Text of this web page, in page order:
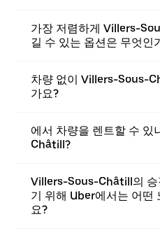
가장 저렴하게 Villers-
길 수 있는 옵션은 무엇인
차량 없이 Villers-Sous-
가요?
에서 차량을 렌트할 수
Châtill?
Villers-Sous-Châtill의 승
기 위해 Uber에서는 어떤
요?